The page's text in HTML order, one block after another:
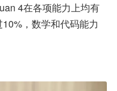
4在各项能力上均有
，数学和代码能力